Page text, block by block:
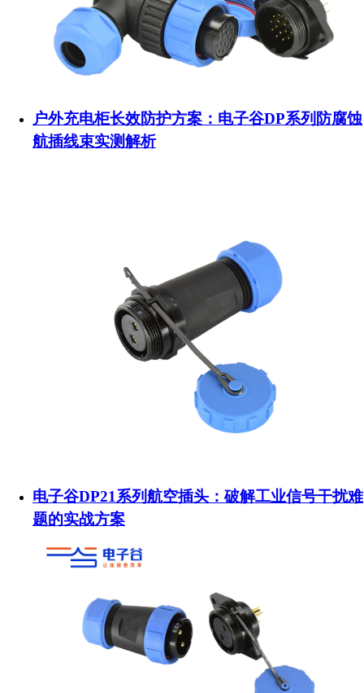
户外充电柜长效防护方案：电子谷DP系列防腐蚀
航插线束实测解析
电子谷DP21系列航空插头：破解工业信号干扰难
题的实战方案